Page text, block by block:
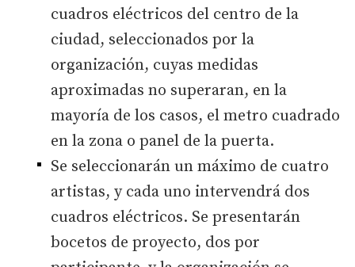
cuadros eléctricos del centro de la
ciudad, seleccionados por la
organización, cuyas medidas
aproximadas no superaran, en la
mayoría de los casos, el metro cuadrado
en la zona o panel de la puerta.
Se seleccionarán un máximo de cuatro
artistas, y cada uno intervendrá dos
cuadros eléctricos. Se presentarán
bocetos de proyecto, dos por